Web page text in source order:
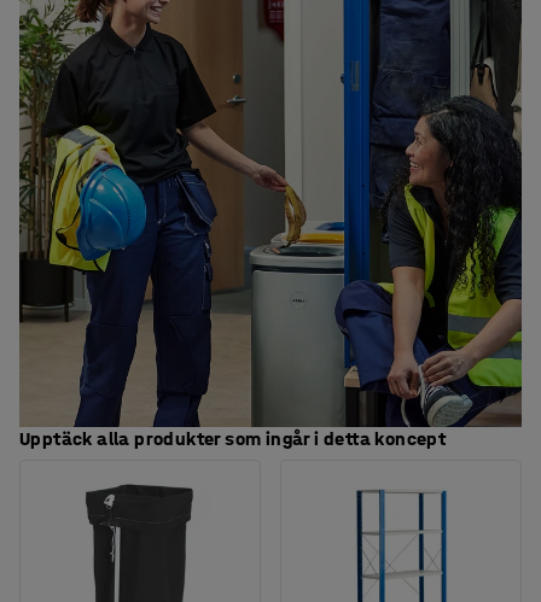
Upptäck alla produkter som ingår i detta koncept